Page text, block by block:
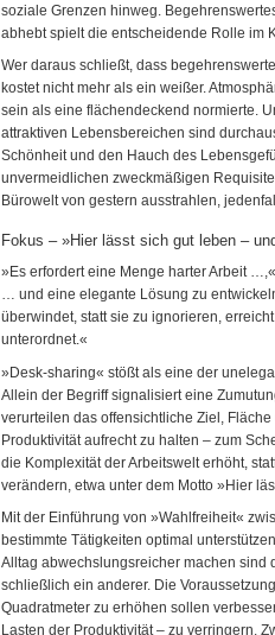
soziale Grenzen hinweg.
abhebt spielt die entscheidende Rolle im
Wer daraus schließt, dass
kostet nicht mehr als ein weißer.
sein als eine flächendeckend normierte.
attraktiven Lebensbereichen sind
Schönheit und den Hauch des
unvermeidlichen zweckmäßigen
Bürowelt von gestern ausstrahlen,
Fokus – »Hier lässt sich gut leben –
»Es erfordert eine Menge harter Arbeit
… und eine elegante Lösung zu
überwindet, statt sie zu ignorieren,
unterordnet.«
»Desk-sharing« stößt als eine der
Allein der Begriff signalisiert eine
verurteilen das offensichtliche Ziel,
Produktivität aufrecht zu halten – zum
die Komplexität der Arbeitswelt erhöht,
verändern, etwa unter dem Motto »Hier
Mit der Einführung von »Wahlfreiheit«
bestimmte Tätigkeiten optimal
Alltag abwechslungsreicher machen sind
schließlich ein anderer. Die
Quadratmeter zu erhöhen sollen
Lasten der Produktivität – zu verringern.